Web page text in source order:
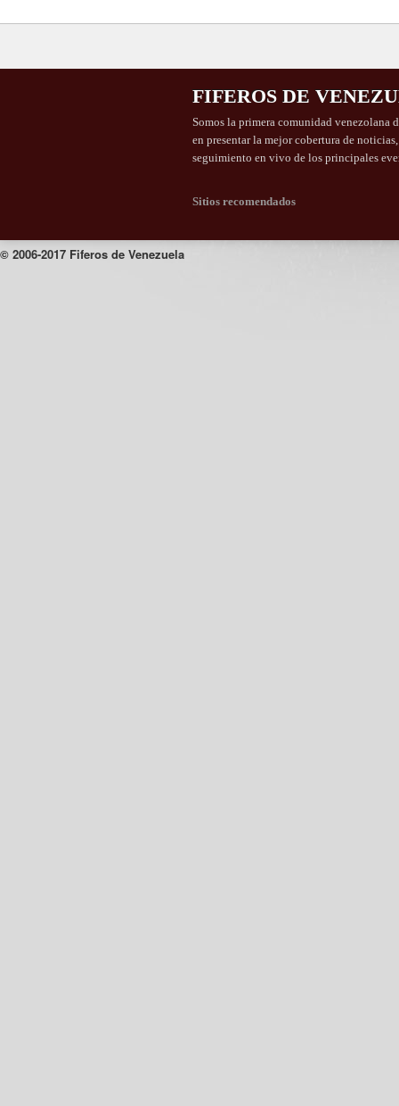
FIFEROS DE
Somos la primera comunidad venezolana
en presentar la mejor cobertura de
seguimiento en vivo de los principales
Sitios recomendados
© 2006-2017 Fiferos de Venezuela